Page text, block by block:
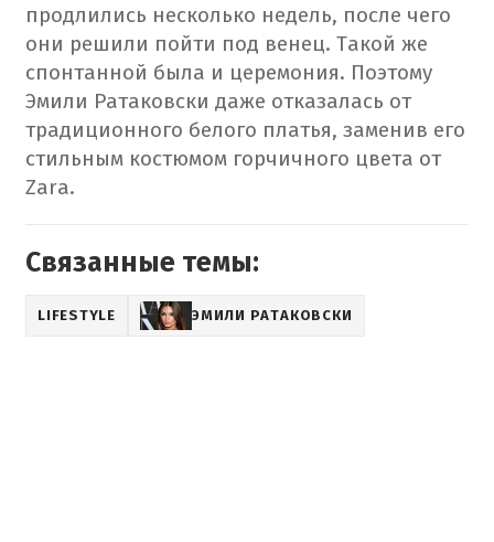
продлились несколько недель, после чего
они решили пойти под венец. Такой же
спонтанной была и церемония. Поэтому
Эмили Ратаковски даже отказалась от
традиционного белого платья, заменив его
стильным костюмом горчичного цвета от
Zara.
Связанные темы:
LIFESTYLE ЭМИЛИ РАТАКОВСКИ